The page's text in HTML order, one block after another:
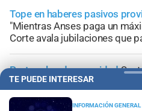
Tope en haberes pasivos
"Mientras Anses paga un
Corte avala jubilaciones que
Protocolos de seguridad
recomendaciones para
fútbol móviles
TE PUEDE INTERESAR
INFORMACIÓN GENERAL